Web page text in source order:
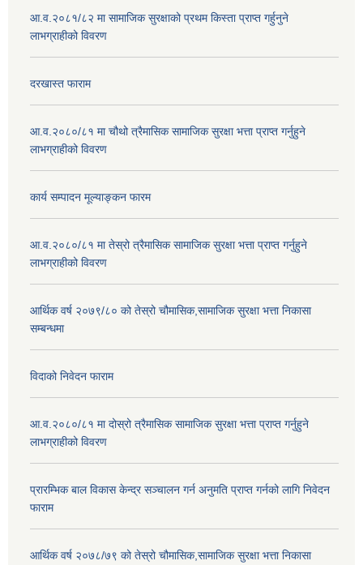
आ.व.२०८१/८२ मा सामाजिक सुरक्षाको प्रथम किस्ता प्राप्त गर्हुनुने
लाभग्राहीको विवरण
दरखास्त फाराम
आ.व.२०८०/८१ मा चौथो त्रैमासिक सामाजिक सुरक्षा भत्ता प्राप्त गर्नुहुने
लाभग्राहीको विवरण
कार्य सम्पादन मूल्याङ्कन फारम
आ.व.२०८०/८१ मा तेस्रो त्रैमासिक सामाजिक सुरक्षा भत्ता प्राप्त गर्नुहुने
लाभग्राहीको विवरण
आर्थिक वर्ष २०७९/८० को तेस्रो चौमासिक,सामाजिक सुरक्षा भत्ता निकासा
सम्बन्धमा
विदाको निवेदन फाराम
आ.व.२०८०/८१ मा दोस्रो त्रैमासिक सामाजिक सुरक्षा भत्ता प्राप्त गर्नुहुने
लाभग्राहीको विवरण
प्रारम्भिक बाल विकास केन्द्र सञ्चालन गर्न अनुमति प्राप्त गर्नको लागि निवेदन
फाराम
आर्थिक वर्ष २०७८/७९ को तेस्रो चौमासिक,सामाजिक सुरक्षा भत्ता निकासा